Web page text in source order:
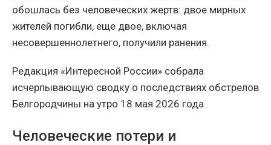
обошлась без человеческих жертв: двое мирных
жителей погибли, еще двое, включая
несовершеннолетнего, получили ранения.
Редакция «Интересной России» собрала
исчерпывающую сводку о последствиях обстрелов
Белгородчины на утро 18 мая 2026 года.
Человеческие потери и